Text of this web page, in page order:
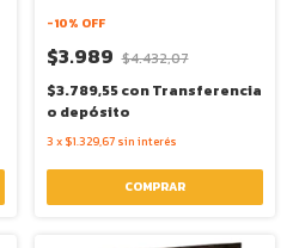
-10% OFF
$3.989 $4.432,07
$3.789,55conTransferencia
o depósito
3 x $1.329,67 sin interés